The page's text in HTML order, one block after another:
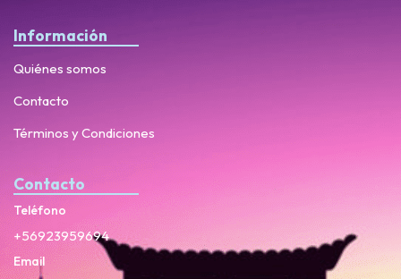
Información
Quiénes somos
Contacto
Términos y Condiciones
Contacto
Teléfono
+56923959694
Email